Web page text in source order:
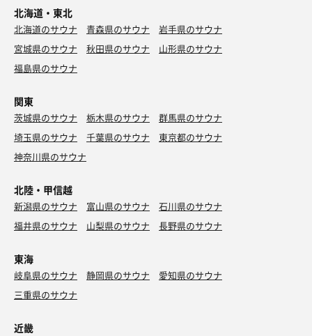
北海道・東北
北海道のサウナ 青森県のサウナ
岩手県のサウナ
宮城県のサウナ
秋田県のサウナ
山形県のサウナ
福島県のサウナ
関東
茨城県のサウナ 栃木県のサウナ
群馬県のサウナ
埼玉県のサウナ
千葉県のサウナ
東京都のサウナ
神奈川県のサウナ
北陸・甲信越
新潟県のサウナ 富山県のサウナ
石川県のサウナ
福井県のサウナ
山梨県のサウナ 長野県のサウナ
東海
岐阜県のサウナ 静岡県のサウナ
愛知県のサウナ
三重県のサウナ
近畿